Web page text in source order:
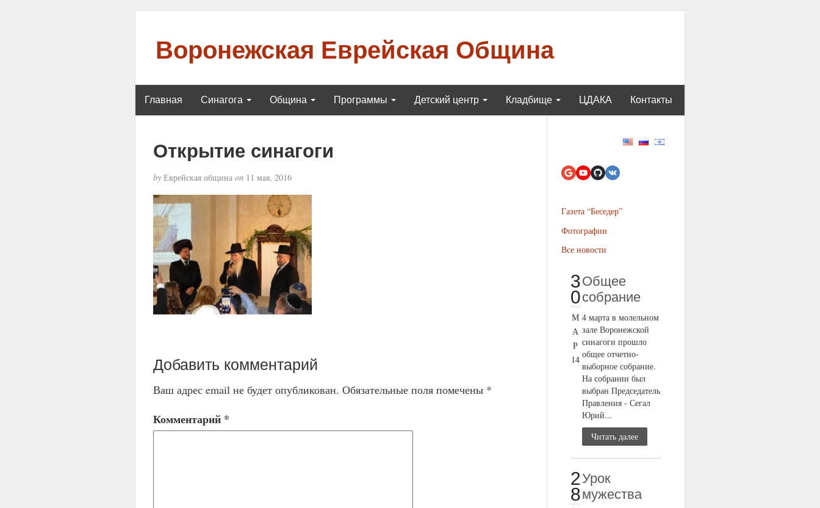
Воронежская Еврейская Община
Главная Синагога Община Программы Детский центр Кладбище ЦДАКА Контакты
Открытие синагоги
byЕврейская община on11 мая, 2016
Добавить комментарий
Ваш адрес email не будет опубликован. Обязательные поля помечены *
Комментарий *
Газета “Беседер”
Фотографии
Все новости
3
0
М
А
Р
14
Общее
собрание
4 марта в молельном
зале Воронежской
синагоги прошло
общее отчетно-
выборное собрание.
На собрании был
выбран Председатель
Правления - Сегал
Юрий...
Читать далее
2
8
Урок
мужества